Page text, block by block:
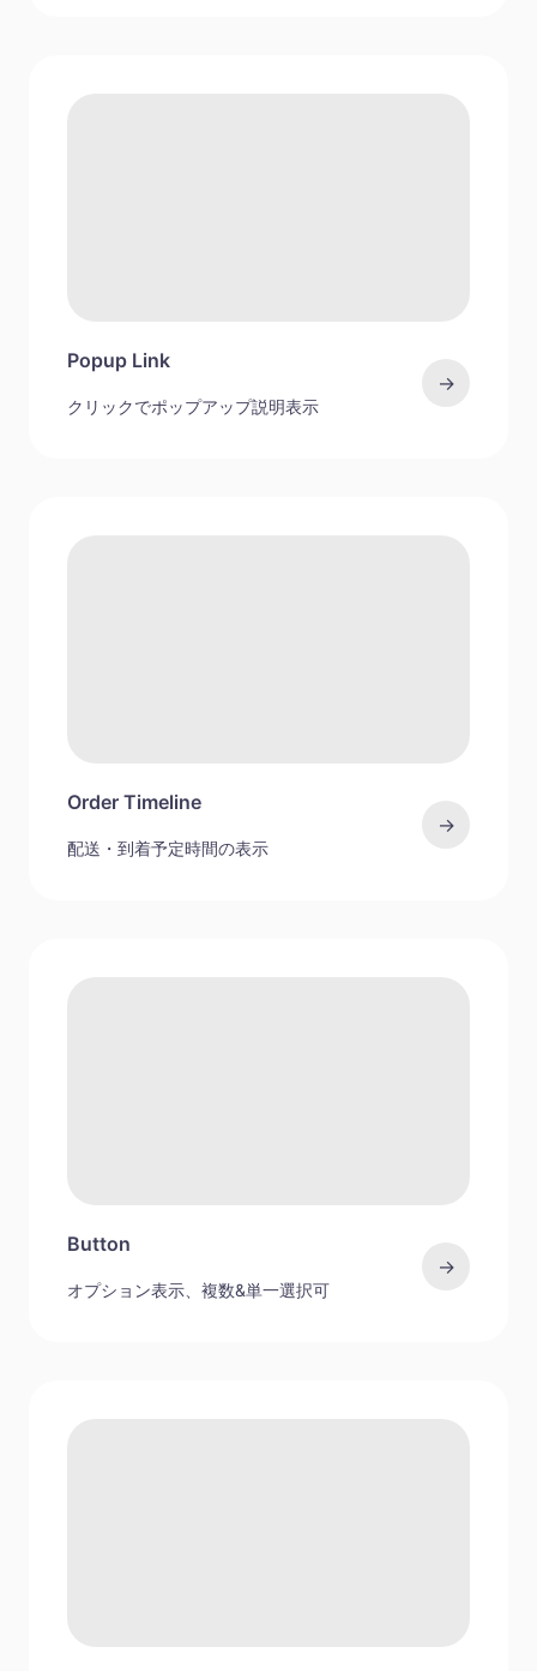
Popup Link
クリックでポップアップ説明表示
→
Order Timeline
配送・到着予定時間の表示
→
Button
オプション表示、複数&単一選択可
→